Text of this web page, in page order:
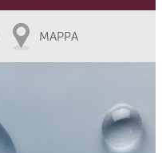
MAPPA